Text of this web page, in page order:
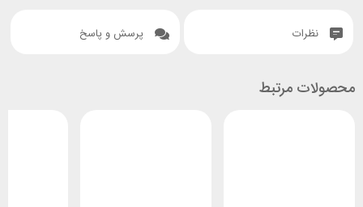
نظرات پرسش و پاسخ
محصولات مرتبط